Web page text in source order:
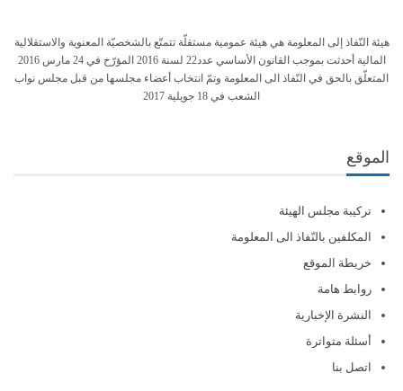
هيئة النّفاذ إلى المعلومة هي هيئة عمومية مستقلّة تتمتّع بالشخصيّة المعنوية والاستقلالية
المالية أحدثت بموجب القانون الأساسي عدد22 لسنة 2016 المؤرّخ في 24 مارس 2016
المتعلّق بالحق في النّفاذ الى المعلومة وتمّ انتخاب أعضاء مجلسها من قبل مجلس نواب
الشعب في 18 جويلية 2017
الموقع
تركيبة مجلس الهيئة
المكلفين بالنّفاذ الى المعلومة
خريطة الموقع
روابط هامة
النشرة الإخبارية
أسئلة متواترة
اتصل بنا